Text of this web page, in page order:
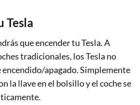
Tesla
que encender tu Tesla. A
tradicionales, los Tesla no
apagado. Simplemente
la llave en el bolsillo y el coche se